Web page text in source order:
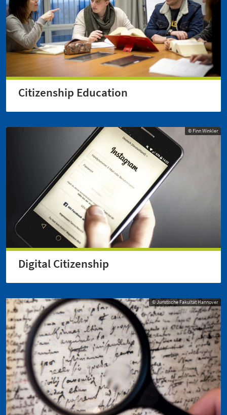
Citizenship Education
© Finn Winkler
Digital Citizenship
© Juristische Fakultät Hannover